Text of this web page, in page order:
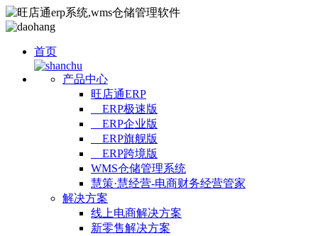
首页
产品中心
旺店通ERP
ERP极速版
ERP企业版
ERP旗舰版
ERP跨境版
WMS仓储管理系统
慧策·慧经营-电商财务经营管家
解决方案
线上电商解决方案
新零售解决方案